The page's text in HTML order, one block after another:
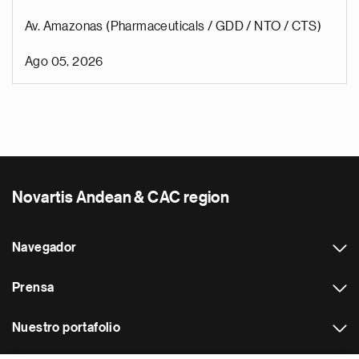
Av. Amazonas (Pharmaceuticals / GDD / NTO / CTS)
Ago 05, 2026
Novartis Andean & CAC region
Navegador
Prensa
Nuestro portafolio